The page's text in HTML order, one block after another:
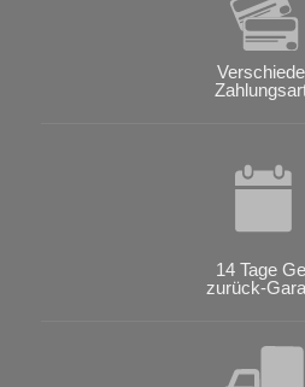
14 Tage
zurück-